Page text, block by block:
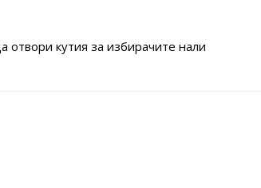
отвори кутия за избирачите нали